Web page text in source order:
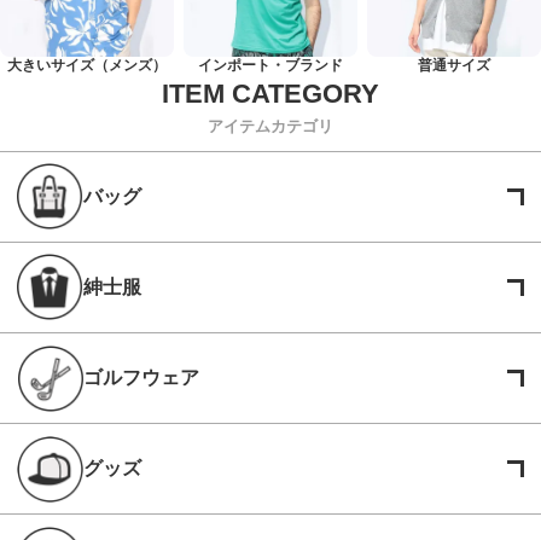
大きいサイズ（メンズ） インポート・ブランド 普通サイズ
アイテムカテゴリ
バッグ
紳士服
ゴルフウェア
グッズ